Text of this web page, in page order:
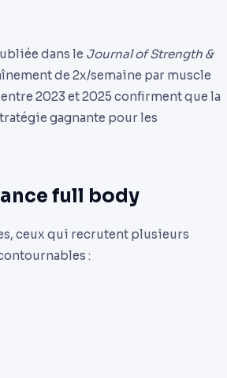
dans le Journal of Strength &
de 2x/semaine par muscle
2023 et 2025 confirment que la
gagnante pour les
full body
ceux qui recrutent plusieurs
: